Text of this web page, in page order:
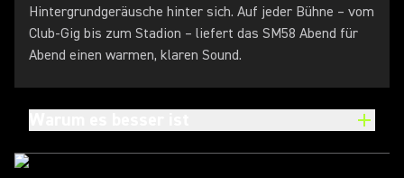
Hintergrundgeräusche hinter sich. Auf jeder Bühne – vom
Club-Gig bis zum Stadion – liefert das SM58 Abend für
Abend einen warmen, klaren Sound.